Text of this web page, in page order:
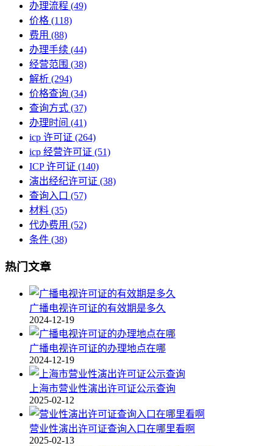
办理流程 (49)
价格 (118)
费用 (88)
办理手续 (44)
经营范围 (38)
解析 (294)
价格查询 (34)
查询方式 (37)
办理时间 (41)
icp 许可证 (264)
icp 经营许可证 (51)
ICP 许可证 (140)
演出经纪许可证 (38)
查询入口 (57)
材料 (35)
代办费用 (52)
条件 (38)
热门文章
广播电视许可证的有效期是多久
2024-12-19
广播电视许可证的办理地点在哪
2024-12-19
上海市营业性演出许可证公示查询
2025-02-12
营业性演出许可证查询入口在哪里看啊
2025-02-13